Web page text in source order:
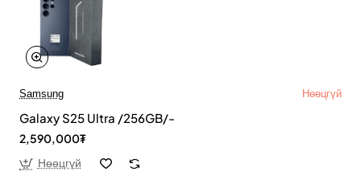
Samsung Нөөцгүй
Galaxy S25 Ultra /256GB/-
2,590,000₮
Нөөцгүй